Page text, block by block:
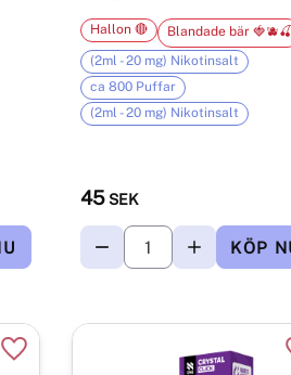
45SEK
Hallon 🔴
Blandade bär 🍓🫐🍒
(2ml - 20 mg) Nikotinsalt
ca 800 Puffar
(2ml - 20 mg) Nikotinsalt
Lägg till i favoriter